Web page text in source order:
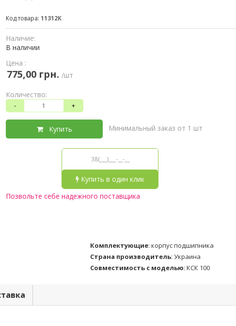
Код товара: 11312К
Наличие:
В наличии
Цена :
775,00 грн. /шт
Количество:
- +
Купить Минимальный заказ от 1 шт
Купить в один клик
Позвольте себе надежного поставщика
Комплектующие: корпус подшипника
Страна производитель: Украина
Совместимость с моделью: КСК 100